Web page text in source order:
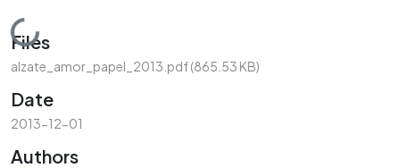
Loading...
Files
alzate_amor_papel_2013.pdf(865.53 KB)
Date
2013-12-01
Authors